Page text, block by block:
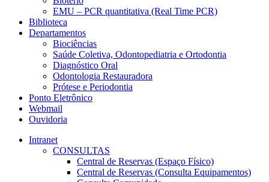
EMU – PCR quantitativa (Real Time PCR)
Biblioteca
Departamentos
Biociências
Saúde Coletiva, Odontopediatria e Ortodontia
Diagnóstico Oral
Odontologia Restauradora
Prótese e Periodontia
Ponto Eletrônico
Webmail
Ouvidoria
Intranet
CONSULTAS
Central de Reservas (Espaço Físico)
Central de Reservas (Consulta Equipamentos)